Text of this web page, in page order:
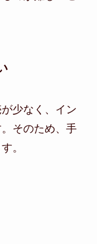
少なく、イン
そのため、手
。